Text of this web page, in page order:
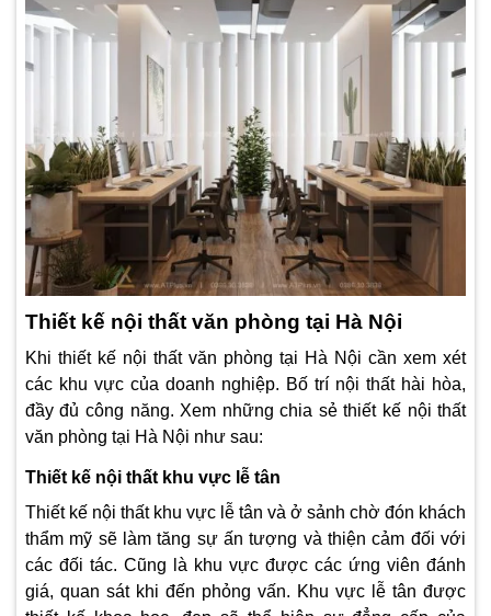
Thiết kế nội thất văn phòng tại Hà Nội
Khi thiết kế nội thất văn phòng tại Hà Nội cần xem xét
các khu vực của doanh nghiệp. Bố trí nội thất hài hòa,
đầy đủ công năng. Xem những chia sẻ thiết kế nội thất
văn phòng tại Hà Nội như sau:
Thiết kế nội thất khu vực lễ tân
Thiết kế nội thất khu vực lễ tân và ở sảnh chờ đón khách
thẩm mỹ sẽ làm tăng sự ấn tượng và thiện cảm đối với
các đối tác. Cũng là khu vực được các ứng viên đánh
giá, quan sát khi đến phỏng vấn. Khu vực lễ tân được